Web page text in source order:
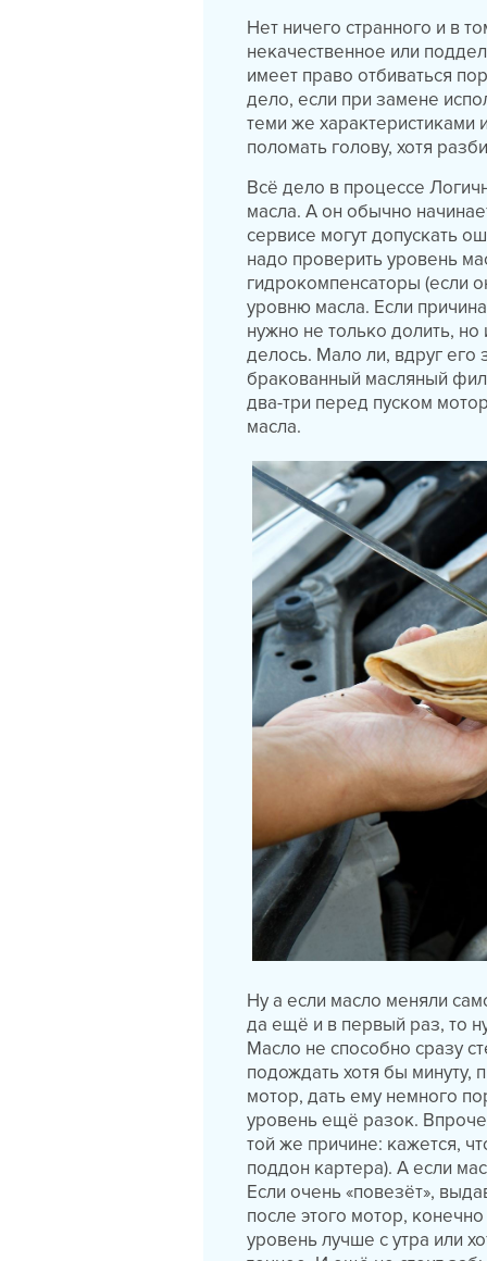
Нет ничего странного и в
некачественное или
имеет право отбиваться
дело, если при замене
теми же характеристиками
поломать голову, хотя
Всё дело в процессе
масла. А он обычно
сервисе могут допускать
надо проверить уровень
гидрокомпенсаторы (если
уровню масла. Если
нужно не только долить,
делось. Мало ли, вдруг его
бракованный масляный
два-три перед пуском
масла.
Ну а если масло меняли
да ещё и в первый раз, то
Масло не способно сразу
подождать хотя бы минуту,
мотор, дать ему немного
уровень ещё разок.
той же причине: кажется,
поддон картера). А если
Если очень «повезёт»,
после этого мотор,
уровень лучше с утра или